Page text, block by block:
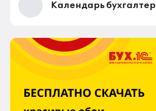
Календарь